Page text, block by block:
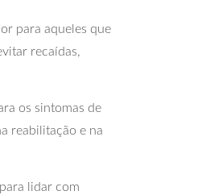
para aqueles que
recaídas,
os sintomas de
reabilitação e na
lidar com